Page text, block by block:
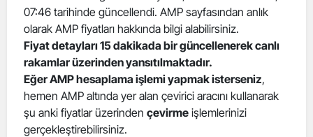
07:46 tarihinde güncellendi. AMP sayfasından anlık
olarak AMP fiyatları hakkında bilgi alabilirsiniz.
Fiyat detayları 15 dakikada bir güncellenerek canlı
rakamlar üzerinden yansıtılmaktadır.
Eğer AMP hesaplama işlemi yapmak isterseniz,
hemen AMP altında yer alan çevirici aracını kullanarak
şu anki fiyatlar üzerinden çevirme işlemlerinizi
gerçekleştirebilirsiniz.